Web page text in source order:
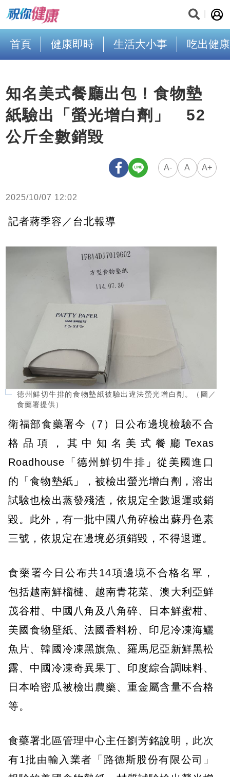
首頁 健康即時 生活大小事 吃出健康
知名美式餐廳出包！食物墊
紙驗出「螢光增白劑」 52
公斤全數銷毀
A- A A+
2025/10/07 12:02
記者蔣季容／台北報導
德州鮮切牛排的食物墊紙被驗出違法螢光增白劑。（圖／
食藥署提供）
衛福部食藥署今（7）日公布邊境檢驗不合
格品項，其中知名美式餐廳Texas
Roadhouse「德州鮮切牛排」從美國進口
的「食物墊紙」，被檢出螢光增白劑，溶出
試驗也檢出蒸發殘渣，依規定全數退運或銷
毀。此外，有一批中國八角碎檢出蘇丹色素
三號，依規定在邊境必須銷毀，不得退運。
食藥署今日公布共14項邊境不合格名單，
包括越南鮮榴槤、越南青花菜、澳大利亞鮮
茂谷柑、中國八角及八角碎、日本鮮蜜柑、
美國食物壁紙、法國香料粉、印尼冷凍海鱺
魚片、韓國冷凍黑旗魚、羅馬尼亞新鮮黑松
露、中國冷凍奇異果丁、印度綜合調味料、
日本哈密瓜被檢出農藥、重金屬含量不合格
等。
食藥署北區管理中心主任劉芳銘說明，此次
有1批由輸入業者「路德斯股份有限公司」